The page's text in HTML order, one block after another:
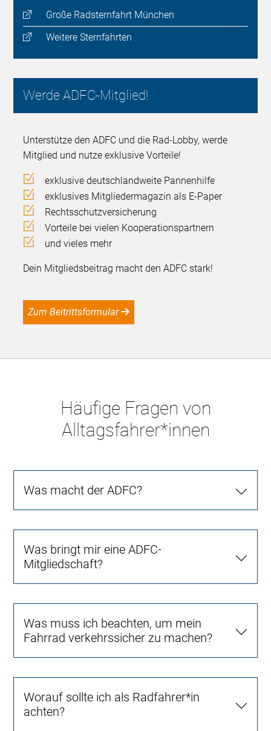
Große Radsternfahrt München
Weitere Sternfahrten
Werde ADFC-Mitglied!
Unterstütze den ADFC und die Rad-Lobby, werde
Mitglied und nutze exklusive Vorteile!
exklusive deutschlandweite Pannenhilfe
exklusives Mitgliedermagazin als E-Paper
Rechtsschutzversicherung
Vorteile bei vielen Kooperationspartnern
und vieles mehr
Dein Mitgliedsbeitrag macht den ADFC stark!
Zum Beitrittsformular
Häufige Fragen von
Alltagsfahrer*innen
Was macht der ADFC?
Was bringt mir eine ADFC-
Mitgliedschaft?
Was muss ich beachten, um mein
Fahrrad verkehrssicher zu machen?
Worauf sollte ich als Radfahrer*in
achten?